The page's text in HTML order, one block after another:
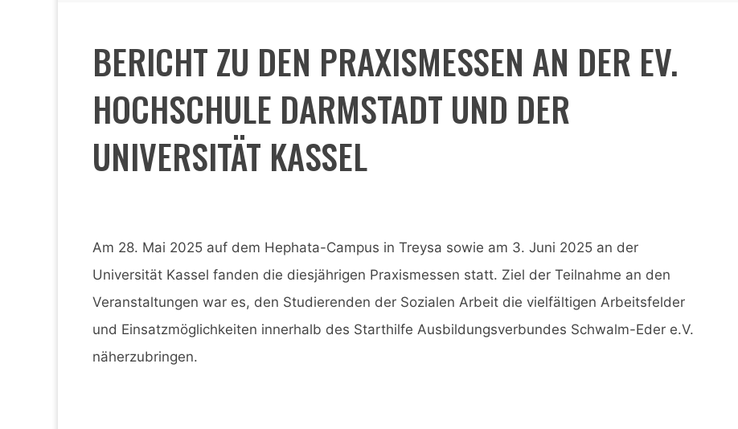
BERICHT ZU DEN PRAXISMESSEN AN DER EV.
HOCHSCHULE DARMSTADT UND DER
UNIVERSITÄT KASSEL
Am 28. Mai 2025 auf dem Hephata-Campus in Treysa sowie am 3. Juni 2025 an der
Universität Kassel fanden die diesjährigen Praxismessen statt. Ziel der Teilnahme an den
Veranstaltungen war es, den Studierenden der Sozialen Arbeit die vielfältigen Arbeitsfelder
und Einsatzmöglichkeiten innerhalb des Starthilfe Ausbildungsverbundes Schwalm-Eder e.V.
näherzubringen.